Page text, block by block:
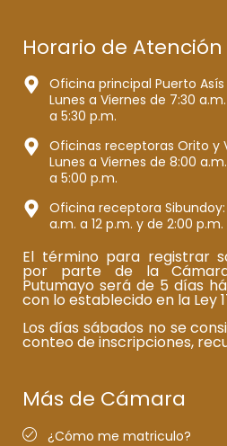
Horario de Atención
Oficina principal Puerto
Lunes a Viernes de 7:30
a 5:30 p.m.
Oficinas receptoras Orito y
Lunes a Viernes de 8:00
a 5:00 p.m.
Oficina receptora
a.m. a 12 p.m. y de 2:00
El término para registrar
por parte de la
Putumayo será de 5 días
con lo establecido en la Ley
Los días sábados no se
conteo de inscripciones,
Más de Cámara
¿Cómo me matriculo?